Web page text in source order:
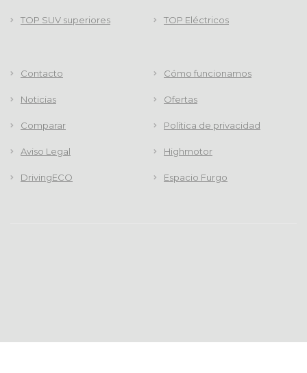
TOP SUV superiores TOP Eléctricos
Contacto Cómo funcionamos
Noticias Ofertas
Comparar Política de privacidad
Aviso Legal Highmotor
DrivingECO Espacio Furgo